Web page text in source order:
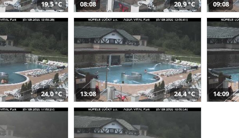
19,5 °C 08:08 20,9 °C 09:08
24,0 °C 13:08 24,4 °C 14:09